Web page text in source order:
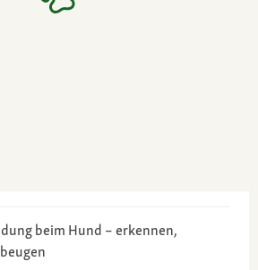
beim Hund – erkennen,